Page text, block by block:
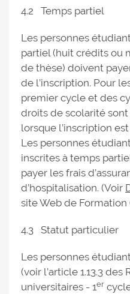
4.2 Temps partiel
Les personnes
partiel (huit crédits ou
de thèse) doivent
de l’inscription. Pour
premier cycle et des
droits de scolarité
lorsque l’inscription
Les personnes
inscrites à temps
payer les frais
d’hospitalisation. (Voir
site Web de Formation
4.3 Statut particulier
Les personnes
(voir l’article 1.13.3
universitaires - 1er